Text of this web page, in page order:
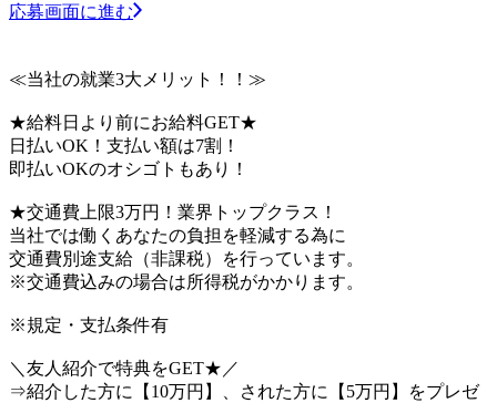
応募画面に進む
≪当社の就業3大メリット！！≫
★給料日より前にお給料GET★
日払いOK！支払い額は7割！
即払いOKのオシゴトもあり！
★交通費上限3万円！業界トップクラス！
当社では働くあなたの負担を軽減する為に
交通費別途支給（非課税）を行っています。
※交通費込みの場合は所得税がかかります。
※規定・支払条件有
＼友人紹介で特典をGET★／
⇒紹介した方に【10万円】、された方に【5万円】をプレゼ